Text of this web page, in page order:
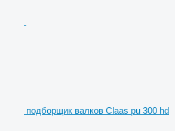
подборщик валков Claas pu 300 hd